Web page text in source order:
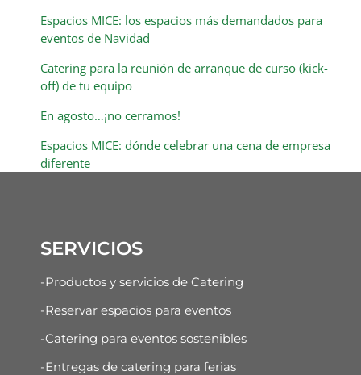
Espacios MICE: los espacios más demandados para
eventos de Navidad
Catering para la reunión de arranque de curso (kick-
off) de tu equipo
En agosto…¡no cerramos!
Espacios MICE: dónde celebrar una cena de empresa
diferente
SERVICIOS
-Productos y servicios de Catering
-Reservar espacios para eventos
-Catering para eventos sostenibles
-Entregas de catering para ferias